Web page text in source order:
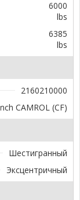
6000
lbs
6385
lbs
2160210000
CAMROL (CF)
Шестигранный
Эксцентричный